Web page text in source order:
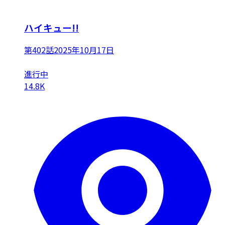
ハイキュー!!
第402話2025年10月17日
進行中
14.8K